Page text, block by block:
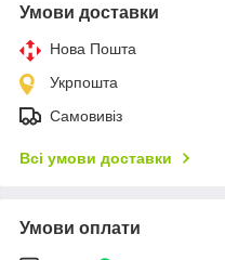
Умови доставки
Нова Пошта
Укрпошта
Самовивіз
Всі умови доставки
Умови оплати